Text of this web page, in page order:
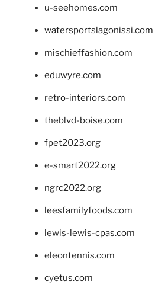
u-seehomes.com
watersportslagonissi.com
mischieffashion.com
eduwyre.com
retro-interiors.com
theblvd-boise.com
fpet2023.org
e-smart2022.org
ngrc2022.org
leesfamilyfoods.com
lewis-lewis-cpas.com
eleontennis.com
cyetus.com